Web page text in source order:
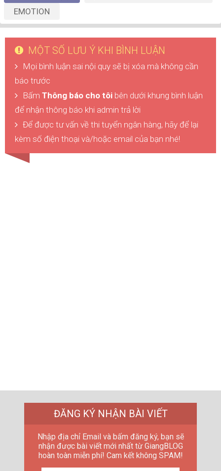
EMOTION
MỘT SỐ LƯU Ý KHI BÌNH LUẬN
Mọi bình luận sai nội quy sẽ bị xóa mà không cần
báo trước
Bấm Thông báo cho tôi bên dưới khung bình luận
để nhận thông báo khi admin trả lời
Để được tư vấn về thi tuyển ngân hàng, hãy để lại
kèm số điện thoại và/hoặc email của bạn nhé!
ĐĂNG KÝ NHẬN BÀI VIẾT
Nhập địa chỉ Email và bấm đăng ký, bạn sẽ
nhận được bài viết mới nhất từ GiangBLOG
hoàn toàn miễn phí! Cam kết không SPAM!